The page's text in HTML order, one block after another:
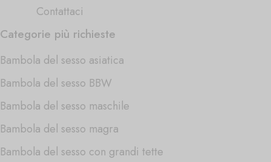
Contattaci
Categorie più richieste
Bambola del sesso asiatica
Bambola del sesso BBW
Bambola del sesso maschile
Bambola del sesso magra
Bambola del sesso con grandi tette